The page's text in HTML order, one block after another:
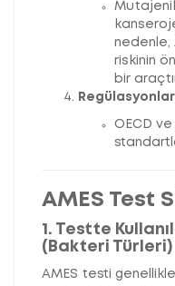
nedenle,
riskinin
bir
OECD ve
AMES Test
1. Testte
(Bakteri Türleri)
AMES testi genellikle